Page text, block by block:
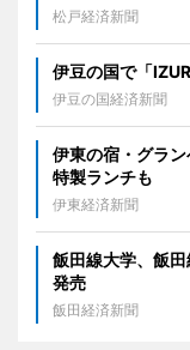
松戸経済新聞
伊豆の国で「
伊豆の国経済新聞
伊東の宿・グラ
特製ランチも
伊東経済新聞
飯田線大学、飯
発売
飯田経済新聞